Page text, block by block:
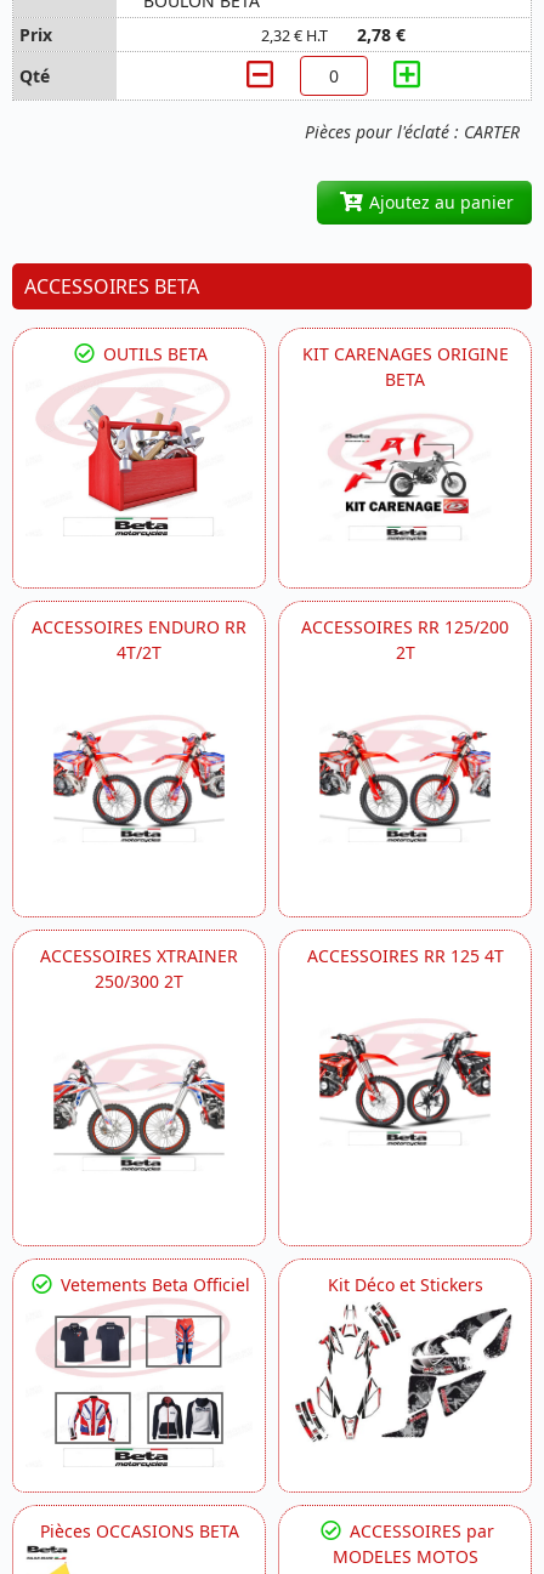
Pièces pour l'éclaté : CARTER
2,32 € H.T 2,78 €
Ajoutez au panier
ACCESSOIRES BETA
OUTILS BETA
KIT CARENAGES ORIGINE
BETA
ACCESSOIRES ENDURO RR
4T/2T
ACCESSOIRES RR 125/200
2T
ACCESSOIRES XTRAINER
250/300 2T
ACCESSOIRES RR 125 4T
Vetements Beta Officiel Kit Déco et Stickers
Pièces OCCASIONS BETA
ACCESSOIRES par
MODELES MOTOS